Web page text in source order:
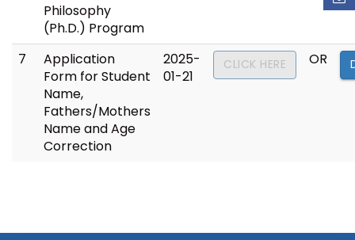
Philosophy
(Ph.D.) Program
7
Application
Form for Student
Name,
Fathers/Mothers
Name and Age
Correction
2025-
01-21
CLICK HERE OR